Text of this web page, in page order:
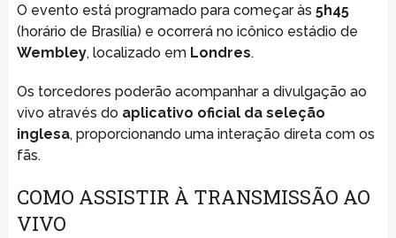
O evento está programado para começar às 5h45
(horário de Brasília) e ocorrerá no icônico estádio de
Wembley, localizado em Londres.
Os torcedores poderão acompanhar a divulgação ao
vivo através do aplicativo oficial da seleção
inglesa, proporcionando uma interação direta com os
fãs.
COMO ASSISTIR À TRANSMISSÃO AO
VIVO